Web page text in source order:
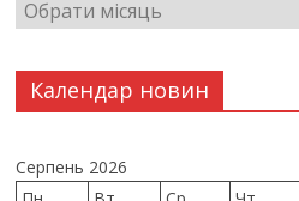
Календар новин
Серпень 2026